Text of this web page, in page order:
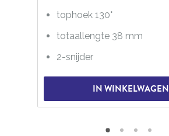
tophoek 130°
totaallengte 38 mm
2-snijder
IN WINKELWAGEN